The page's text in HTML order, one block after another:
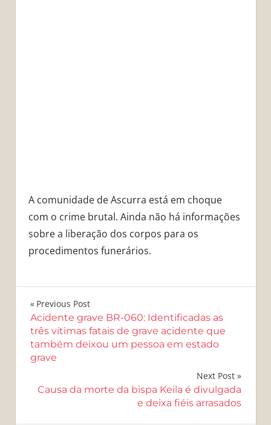
A comunidade de Ascurra está em choque
com o crime brutal. Ainda não há informações
sobre a liberação dos corpos para os
procedimentos funerários.
Navegação
de
Post
Previous Post
Acidente grave BR-060: Identificadas as
três vítimas fatais de grave acidente que
também deixou um pessoa em estado
grave
Next Post
Causa da morte da bispa Keila é divulgada
e deixa fiéis arrasados